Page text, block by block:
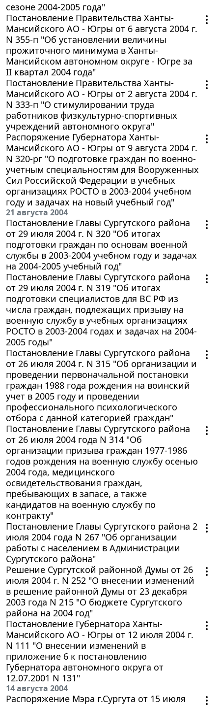
сезоне 2004-2005 года"
Постановление Правительства Ханты-
Мансийского АО - Югры от 6 августа 2004 г.
N 355-п "Об установлении величины
прожиточного минимума в Ханты-
Мансийском автономном округе - Югре за
II квартал 2004 года"
Постановление Правительства Ханты-
Мансийского АО - Югры от 2 августа 2004 г.
N 333-п "О стимулировании труда
работников физкультурно-спортивных
учреждений автономного округа"
Распоряжение Губернатора Ханты-
Мансийского АО - Югры от 9 августа 2004 г.
N 320-рг "О подготовке граждан по военно-
учетным специальностям для Вооруженных
Сил Российской Федерации в учебных
организациях РОСТО в 2003-2004 учебном
году и задачах на новый учебный год"
21 августа 2004
Постановление Главы Сургутского района
от 29 июля 2004 г. N 320 "Об итогах
подготовки граждан по основам военной
службы в 2003-2004 учебном году и задачах
на 2004-2005 учебный год"
Постановление Главы Сургутского района
от 29 июля 2004 г. N 319 "Об итогах
подготовки специалистов для ВС РФ из
числа граждан, подлежащих призыву на
военную службу в учебных организациях
РОСТО в 2003-2004 годах и задачах на 2004-
2005 годы"
Постановление Главы Сургутского района
от 26 июля 2004 г. N 315 "Об организации и
проведении первоначальной постановки
граждан 1988 года рождения на воинский
учет в 2005 году и проведении
профессионального психологического
отбора с данной категорией граждан"
Постановление Главы Сургутского района
от 26 июля 2004 года N 314 "Об
организации призыва граждан 1977-1986
годов рождения на военную службу осенью
2004 года, медицинского
освидетельствования граждан,
пребывающих в запасе, а также
кандидатов на военную службу по
контракту"
Постановление Главы Сургутского района 2
июля 2004 года N 267 "Об организации
работы с населением в Администрации
Сургутского района"
Решение Сургутской районной Думы от 26
июля 2004 г. N 252 "О внесении изменений
в решение районной Думы от 23 декабря
2003 года N 215 "О бюджете Сургутского
района на 2004 год"
Постановление Губернатора Ханты-
Мансийского АО - Югры от 12 июля 2004 г.
N 111 "О внесении изменений в
приложение 6 к постановлению
Губернатора автономного округа от
12.07.2001 N 131"
14 августа 2004
Распоряжение Мэра г.Сургута от 15 июля